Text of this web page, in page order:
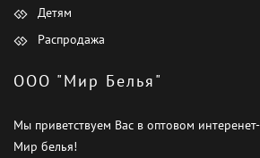
Детям
Распродажа
ООО "Мир Белья"
Мы приветствуем Вас в оптовом
Мир белья!